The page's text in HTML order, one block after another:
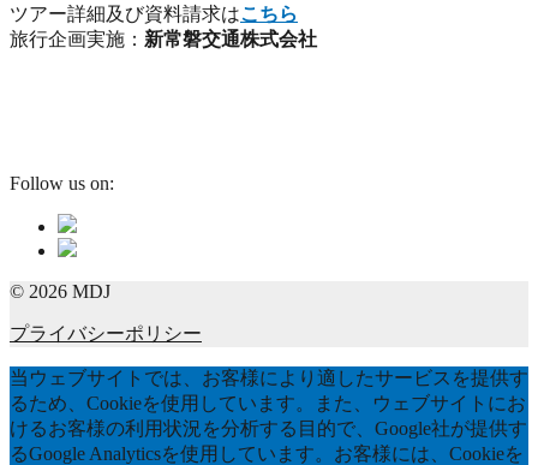
ツアー詳細及び資料請求はこちら
旅行企画実施： 新常磐交通株式会社
Follow us on:
© 2026 MDJ
プライバシーポリシー
当ウェブサイトでは、お客様により適したサービスを提供す
るため、Cookieを使用しています。また、ウェブサイトにお
けるお客様の利用状況を分析する目的で、Google社が提供す
るGoogle Analyticsを使用しています。お客様には、Cookieを